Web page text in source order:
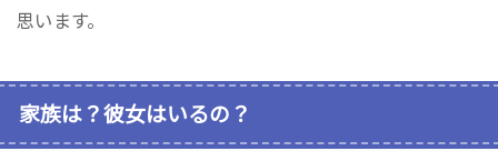
思います。
家族は？彼女はいるの？